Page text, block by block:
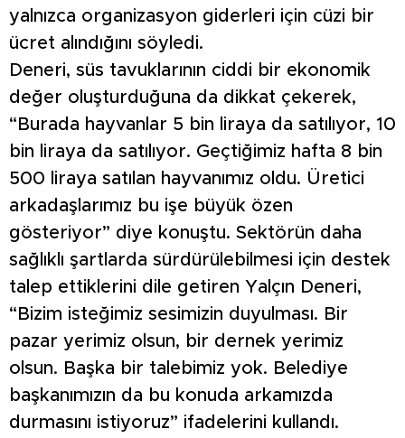
yalnızca organizasyon giderleri için cüzi bir
ücret alındığını söyledi.
Deneri, süs tavuklarının ciddi bir ekonomik
değer oluşturduğuna da dikkat çekerek,
“Burada hayvanlar 5 bin liraya da satılıyor, 10
bin liraya da satılıyor. Geçtiğimiz hafta 8 bin
500 liraya satılan hayvanımız oldu. Üretici
arkadaşlarımız bu işe büyük özen
gösteriyor” diye konuştu. Sektörün daha
sağlıklı şartlarda sürdürülebilmesi için destek
talep ettiklerini dile getiren Yalçın Deneri,
“Bizim isteğimiz sesimizin duyulması. Bir
pazar yerimiz olsun, bir dernek yerimiz
olsun. Başka bir talebimiz yok. Belediye
başkanımızın da bu konuda arkamızda
durmasını istiyoruz” ifadelerini kullandı.